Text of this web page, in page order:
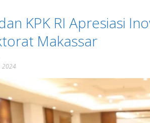
KPK RI Apresiasi
Makassar
2024